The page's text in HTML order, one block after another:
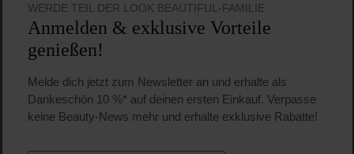
WERDE TEIL DER LOOK BEAUTIFUL-FAMILIE
Anmelden & exklusive Vorteile
genießen!
Melde dich jetzt zum Newsletter an und erhalte als
Dankeschön 10 %* auf deinen ersten Einkauf. Verpasse
keine Beauty-News mehr und erhalte exklusive Rabatte!